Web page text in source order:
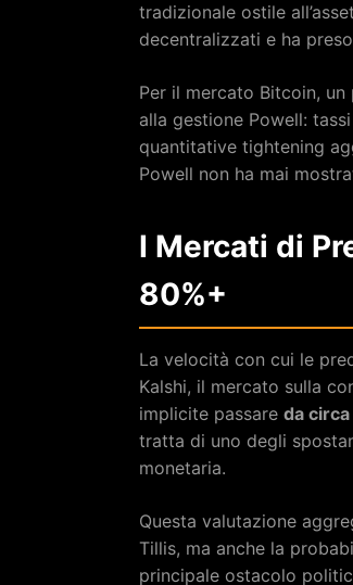
tradizionale ostile
decentralizzati e ha
Per il mercato Bitcoin,
alla gestione Powell:
quantitative tightening
Powell non ha mai
I Mercati di
80%+
La velocità con cui le
Kalshi, il mercato sulla
implicite passare da circa
tratta di uno degli
monetaria.
Questa valutazione
Tillis, ma anche la
principale ostacolo